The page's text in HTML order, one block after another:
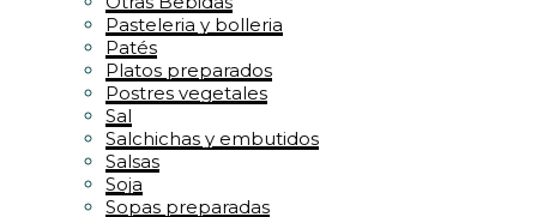
Pasteleria y bolleria
Patés
Platos preparados
Postres vegetales
Sal
Salchichas y embutidos
Salsas
Soja
Sopas preparadas